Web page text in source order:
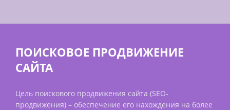
ПОИСКОВОЕ ПРОДВИЖЕНИЕ
САЙТА
Цель поискового продвижения сайта (SEO-
продвижения) – обеспечение его нахождения на более